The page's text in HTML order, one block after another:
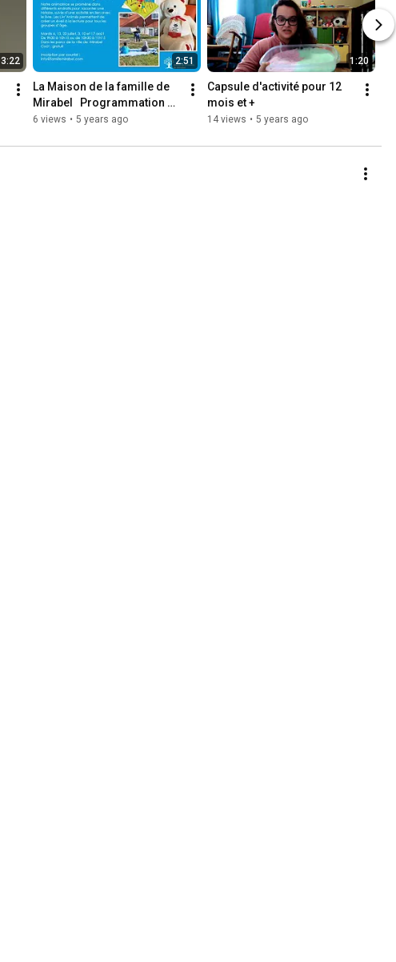
3:22 2:51
La Maison de la famille de
Mirabel   Programmation
estivale 2021
6 views • 5 years ago
1:20
Capsule d'activité pour 12
mois et +
14 views • 5 years ago